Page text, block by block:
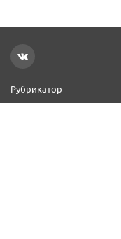
Рубрикатор